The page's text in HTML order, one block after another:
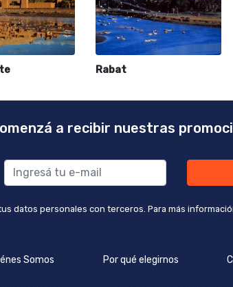
Rabat
a recibir nuestras
datos personales con terceros. Para más
Somos Por qué elegirnos